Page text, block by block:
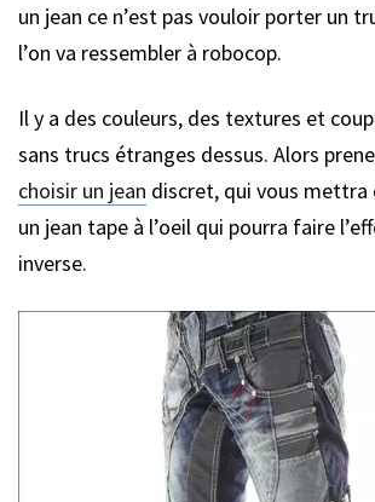
un jean ce n’est pas vouloir porter un
l’on va ressembler à robocop.
Il y a des couleurs, des textures et
sans trucs étranges dessus. Alors
choisir un jean discret, qui vous mettra
un jean tape à l’oeil qui pourra faire
inverse.